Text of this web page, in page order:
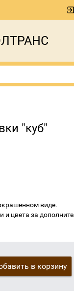
"куб"
виде.
и цвета за
в корзину